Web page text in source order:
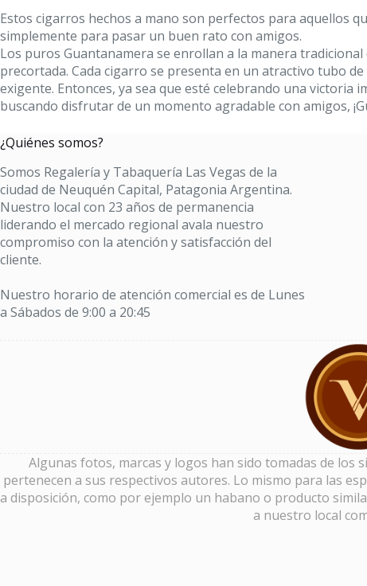
Estos cigarros hechos a mano son perfectos para aquellos
simplemente para pasar un buen rato con amigos.
Los puros Guantanamera se enrollan a la manera
precortada. Cada cigarro se presenta en un atractivo tubo
exigente. Entonces, ya sea que esté celebrando una
buscando disfrutar de un momento agradable con amigos,
¿Quiénes somos?
Somos Regalería y Tabaquería Las Vegas de la
ciudad de Neuquén Capital, Patagonia Argentina.
Nuestro local con 23 años de permanencia
liderando el mercado regional avala nuestro
compromiso con la atención y satisfacción del
cliente.
Nuestro horario de atención comercial es de Lunes
a Sábados de 9:00 a 20:45
Algunas fotos, marcas y logos han sido tomadas de los
pertenecen a sus respectivos autores. Lo mismo para las
a disposición, como por ejemplo un habano o producto
a nuestro local